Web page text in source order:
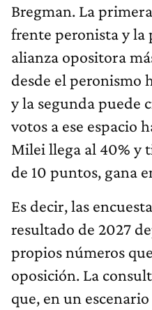
Bregman. La
frente peronista y la
alianza opositora
desde el peronismo
y la segunda puede
votos a ese espacio
Milei llega al 40% y
de 10 puntos, gana
Es decir, las
resultado de 2027
propios números
oposición. La
que, en un